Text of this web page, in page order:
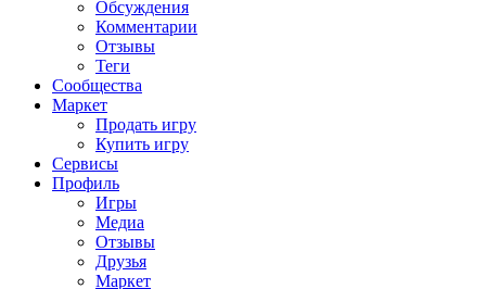
Обсуждения
Комментарии
Отзывы
Теги
Сообщества
Маркет
Продать игру
Купить игру
Сервисы
Профиль
Игры
Медиа
Отзывы
Друзья
Маркет